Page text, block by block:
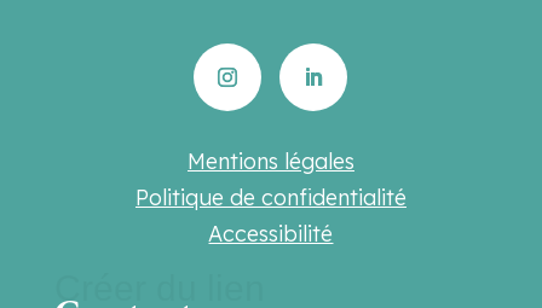
Mentions légales
Politique de confidentialité
Accessibilité